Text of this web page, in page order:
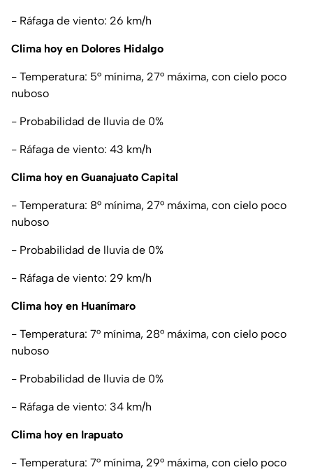
- Ráfaga de viento: 26 km/h
Clima hoy en Dolores Hidalgo
- Temperatura: 5° mínima, 27° máxima, con cielo poco
nuboso
- Probabilidad de lluvia de 0%
- Ráfaga de viento: 43 km/h
Clima hoy en Guanajuato Capital
- Temperatura: 8° mínima, 27° máxima, con cielo poco
nuboso
- Probabilidad de lluvia de 0%
- Ráfaga de viento: 29 km/h
Clima hoy en Huanímaro
- Temperatura: 7° mínima, 28° máxima, con cielo poco
nuboso
- Probabilidad de lluvia de 0%
- Ráfaga de viento: 34 km/h
Clima hoy en Irapuato
- Temperatura: 7° mínima, 29° máxima, con cielo poco